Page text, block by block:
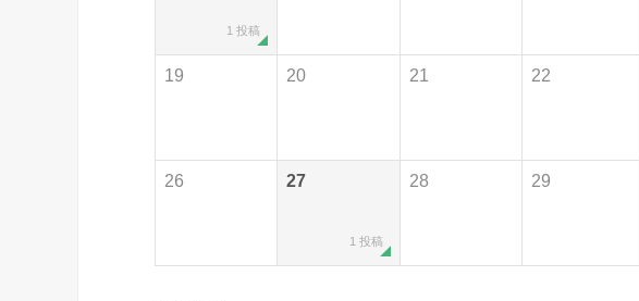
1 投稿
19 20 21 22
26 27
1 投稿
28 29